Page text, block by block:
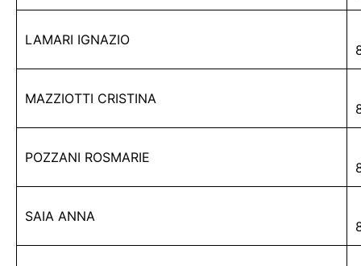
LAMARI IGNAZIO
MAZZIOTTI CRISTINA
POZZANI ROSMARIE
SAIA ANNA